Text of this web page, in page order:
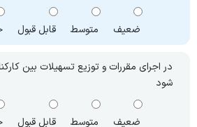
ضعیف متوسط قابل قبول
در اجرای مقررات و توزیع تسهیلات بین
شود
ضعیف متوسط قابل قبول